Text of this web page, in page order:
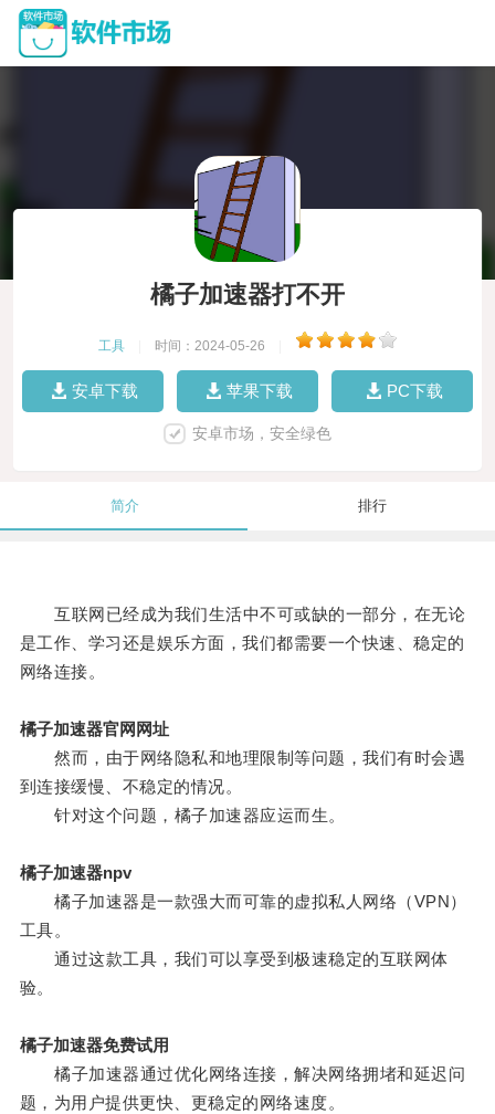
橘子加速器打不开
工具 时间：2024-05-26
安卓下载 苹果下载 PC下载
安卓市场，安全绿色
简介 排行
互联网已经成为我们生活中不可或缺的一部分，在无论
是工作、学习还是娱乐方面，我们都需要一个快速、稳定的
网络连接。
橘子加速器官网网址
然而，由于网络隐私和地理限制等问题，我们有时会遇
到连接缓慢、不稳定的情况。
针对这个问题，橘子加速器应运而生。
橘子加速器npv
橘子加速器是一款强大而可靠的虚拟私人网络（VPN）
工具。
通过这款工具，我们可以享受到极速稳定的互联网体
验。
橘子加速器免费试用
橘子加速器通过优化网络连接，解决网络拥堵和延迟问
题，为用户提供更快、更稳定的网络速度。